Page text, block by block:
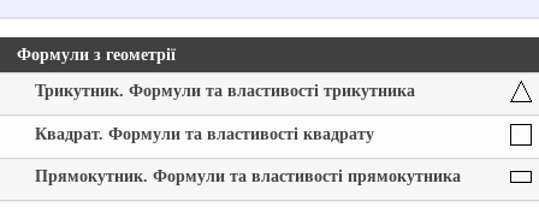
Формули з геометрії
Трикутник. Формули та властивості трикутника
Квадрат. Формули та властивості квадрату
Прямокутник. Формули та властивості прямокутника